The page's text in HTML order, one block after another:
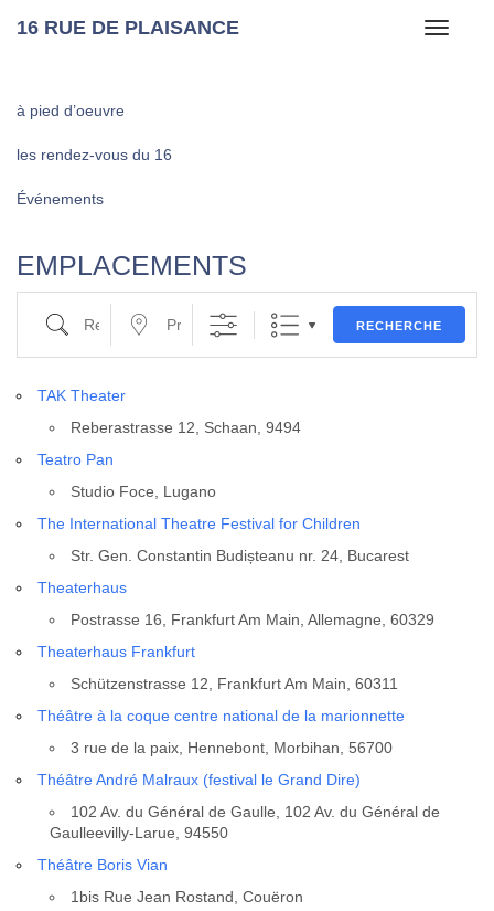
Toggle
16 RUE DE PLAISANCE
à pied d’oeuvre
les rendez-vous du 16
Événements
EMPLACEMENTS
Recherche Proche de …
RECHERCHE
TAK Thea­ter
Rebe­ras­trasse 12, Schaan, 9494
Tea­tro Pan
Stu­dio Foce, Luga­no
The Inter­na­tio­nal Theatre Fes­ti­val for Chil­dren
Str. Gen. Constan­tin Budiș­tea­nu nr. 24, Buca­rest
Thea­te­rhaus
Post­rasse 16, Frank­furt Am Main, Alle­magne, 60329
Thea­te­rhaus Frank­furt
Schüt­zens­trasse 12, Frank­furt Am Main, 60311
Théâtre à la coque centre natio­nal de la marion­nette
3 rue de la paix, Hen­ne­bont, Mor­bi­han, 56700
Théâtre André Mal­raux (fes­ti­val le Grand Dire)
102 Av. du Géné­ral de Gaulle, 102 Av. du Géné­ral de
Gaul­lee­vil­ly-Larue, 94550
Théâtre Boris Vian
1bis Rue Jean Ros­tand, Couë­ron